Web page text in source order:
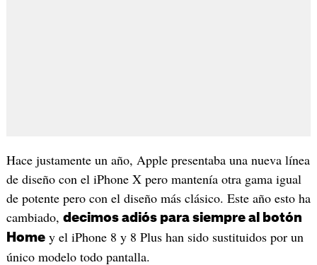
Hace justamente un año, Apple presentaba una nueva línea
de diseño con el iPhone X pero mantenía otra gama igual
de potente pero con el diseño más clásico. Este año esto ha
cambiado, decimos adiós para siempre al botón
Homey el iPhone 8 y 8 Plus han sido sustituidos por un
único modelo todo pantalla.